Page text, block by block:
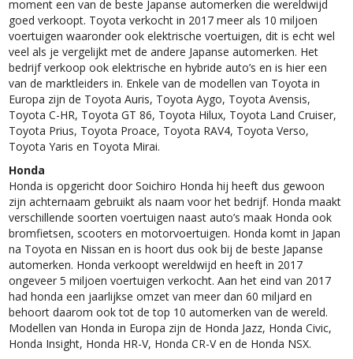
moment een van de beste Japanse automerken die wereldwijd
goed verkoopt. Toyota verkocht in 2017 meer als 10 miljoen
voertuigen waaronder ook elektrische voertuigen, dit is echt wel
veel als je vergelijkt met de andere Japanse automerken. Het
bedrijf verkoop ook elektrische en hybride auto’s en is hier een
van de marktleiders in. Enkele van de modellen van Toyota in
Europa zijn de Toyota Auris, Toyota Aygo, Toyota Avensis,
Toyota C-HR, Toyota GT 86, Toyota Hilux, Toyota Land Cruiser,
Toyota Prius, Toyota Proace, Toyota RAV4, Toyota Verso,
Toyota Yaris en Toyota Mirai.
Honda
Honda is opgericht door Soichiro Honda hij heeft dus gewoon
zijn achternaam gebruikt als naam voor het bedrijf. Honda maakt
verschillende soorten voertuigen naast auto’s maak Honda ook
bromfietsen, scooters en motorvoertuigen. Honda komt in Japan
na Toyota en Nissan en is hoort dus ook bij de beste Japanse
automerken. Honda verkoopt wereldwijd en heeft in 2017
ongeveer 5 miljoen voertuigen verkocht. Aan het eind van 2017
had honda een jaarlijkse omzet van meer dan 60 miljard en
behoort daarom ook tot de top 10 automerken van de wereld.
Modellen van Honda in Europa zijn de Honda Jazz, Honda Civic,
Honda Insight, Honda HR-V, Honda CR-V en de Honda NSX.